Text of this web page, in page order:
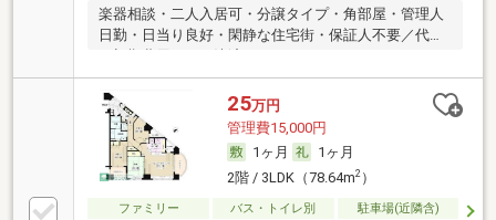
楽器相談・二人入居可・分譲タイプ・角部屋・管理人
日勤・日当り良好・閑静な住宅街・保証人不要／代行
・初期費用カード決済可
25万円
管理費15,000円
1ヶ月
1ヶ月
2階 / 3LDK（78.64m2）
ファミリー バス・トイレ別 駐車場(近隣含)